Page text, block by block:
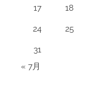
17 18
24 25
31
« 7月